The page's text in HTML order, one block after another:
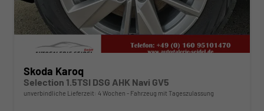
Skoda Karoq
Selection 1.5TSI DSG AHK Navi GV5
unverbindliche Lieferzeit: 4 Wochen Fahrzeug mit Tageszulassung